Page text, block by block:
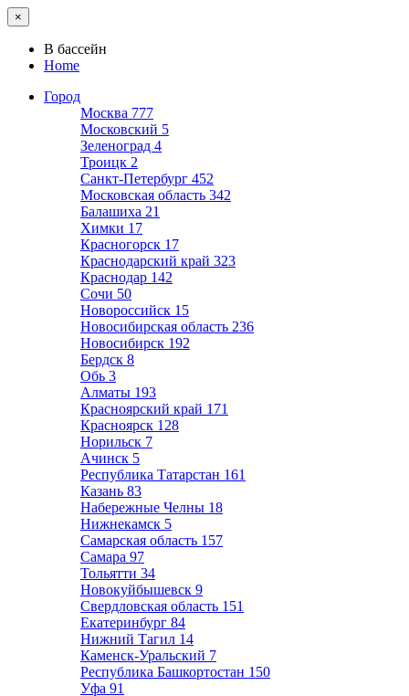
×
В бассейн
Home
Город
Москва 777
Московский 5
Зеленоград 4
Троицк 2
Санкт-Петербург 452
Московская область 342
Балашиха 21
Химки 17
Красногорск 17
Краснодарский край 323
Краснодар 142
Сочи 50
Новороссийск 15
Новосибирская область 236
Новосибирск 192
Бердск 8
Обь 3
Алматы 193
Красноярский край 171
Красноярск 128
Норильск 7
Ачинск 5
Республика Татарстан 161
Казань 83
Набережные Челны 18
Нижнекамск 5
Самарская область 157
Самара 97
Тольятти 34
Новокуйбышевск 9
Свердловская область 151
Екатеринбург 84
Нижний Тагил 14
Каменск-Уральский 7
Республика Башкортостан 150
Уфа 91